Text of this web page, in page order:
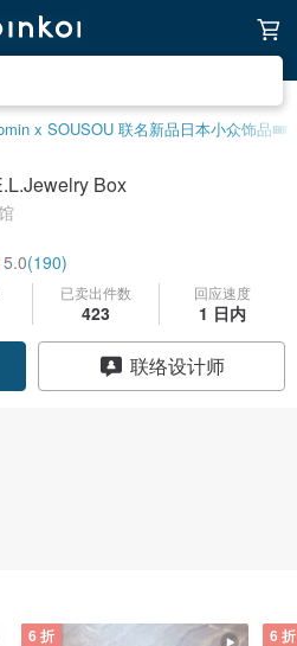
x SOUSOU 联名新品日本小众饰品🎟️
Box
5.0(190)
已卖出件数
423
回应速度
1 日内
联络设计师
6 折 6 折